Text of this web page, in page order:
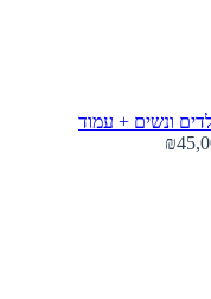
ונשים + עמוד